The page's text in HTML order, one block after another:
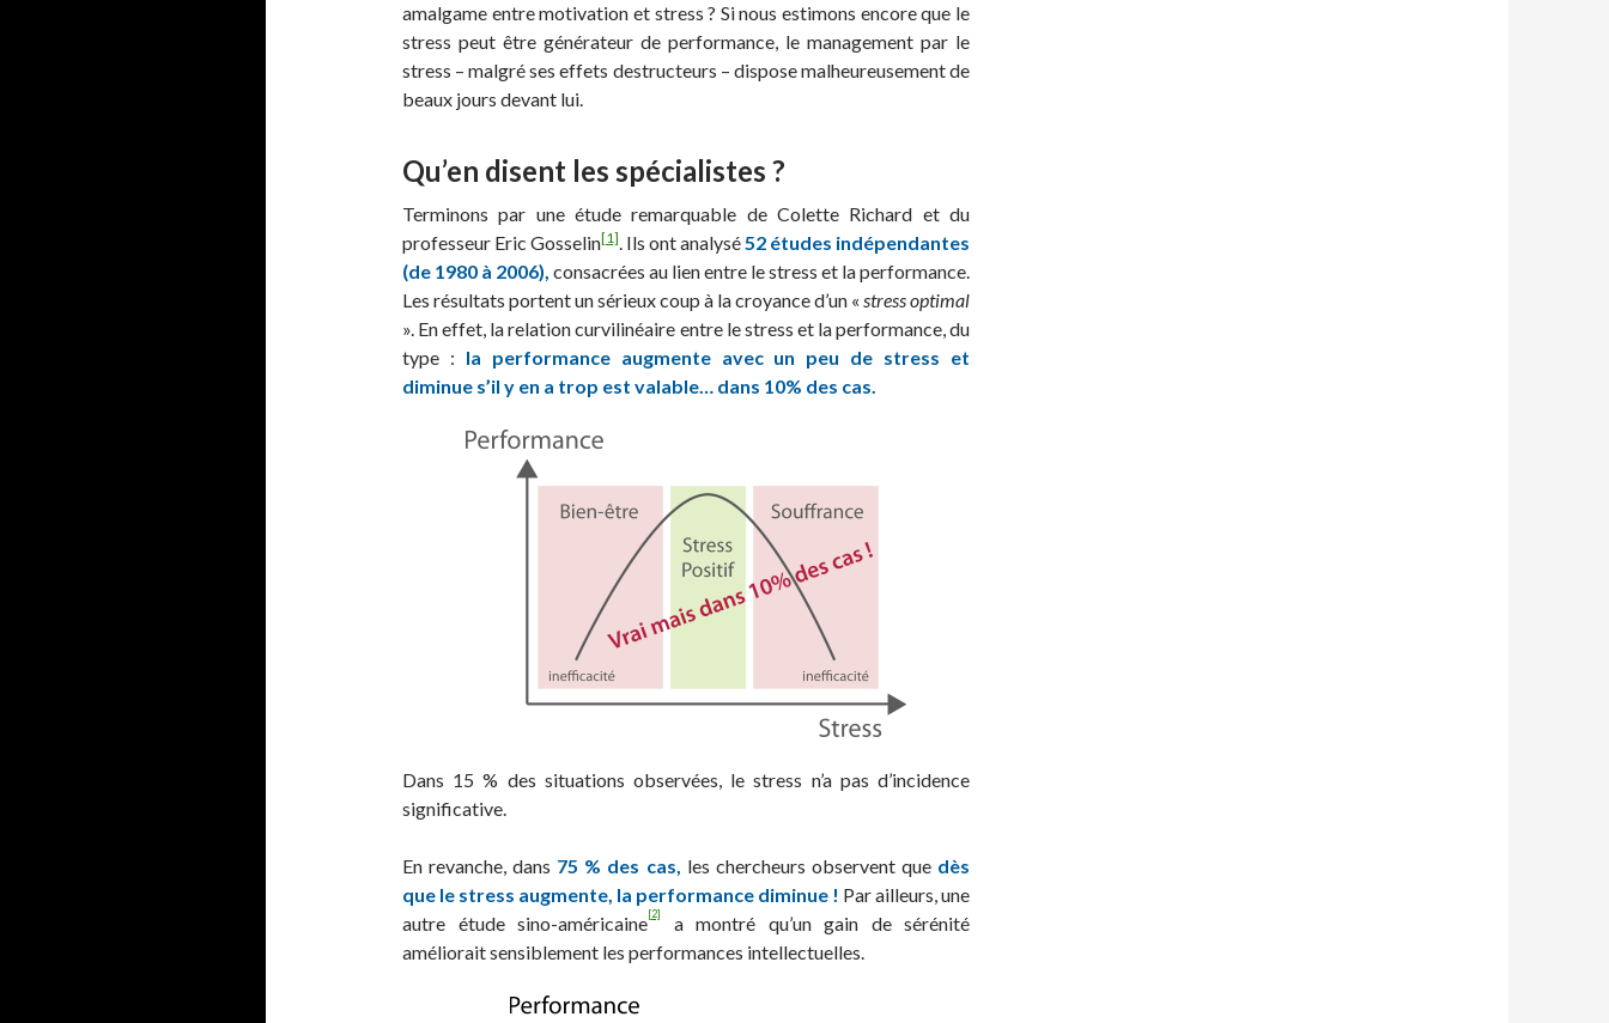
amalgame entre motivation et stress ? Si nous estimons encore que le
stress peut être générateur de performance, le management par le
stress – malgré ses effets destructeurs – dispose malheureusement de
beaux jours devant lui.
Qu’en disent les spécialistes ?
Terminons par une étude remarquable de Colette Richard et du
professeur Eric Gosselin[1]. Ils ont analysé52 études indépendantes
(de 1980 à 2006), consacrées au lien entre le stress et la performance.
Les résultats portent un sérieux coup à la croyance d’un « stress optimal
». En effet, la relation curvilinéaire entre le stress et la performance, du
type : la performance augmente avec un peu de stress et
diminue s’il y en a trop est valable… dans 10% des cas.
Dans 15 % des situations observées, le stress n’a pas d’incidence
significative.
En revanche, dans 75 % des cas, les chercheurs observent que dès
que le stress augmente, la performance diminue ! Par ailleurs, une
autre étude sino-américaine[2]
a montré qu’un gain de sérénité
améliorait sensiblement les performances intellectuelles.